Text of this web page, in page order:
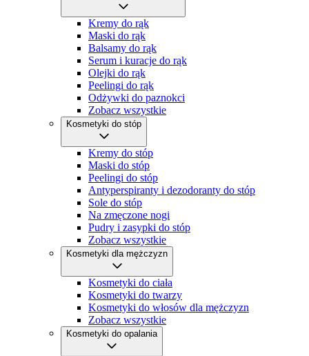
Kremy do rąk
Maski do rąk
Balsamy do rąk
Serum i kuracje do rąk
Olejki do rąk
Peelingi do rąk
Odżywki do paznokci
Zobacz wszystkie
Kosmetyki do stóp
Kremy do stóp
Maski do stóp
Peelingi do stóp
Antyperspiranty i dezodoranty do stóp
Sole do stóp
Na zmęczone nogi
Pudry i zasypki do stóp
Zobacz wszystkie
Kosmetyki dla mężczyzn
Kosmetyki do ciała
Kosmetyki do twarzy
Kosmetyki do włosów dla mężczyzn
Zobacz wszystkie
Kosmetyki do opalania